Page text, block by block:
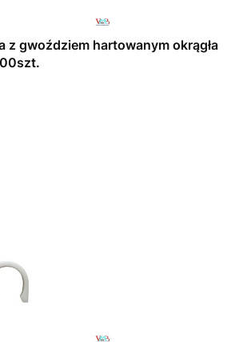
z gwoździem hartowanym okrągła